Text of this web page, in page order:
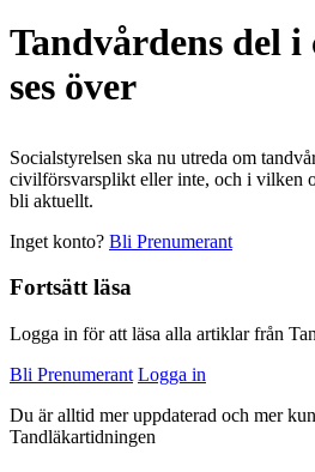
Tandvårdens del
ses över
Socialstyrelsen ska nu utreda om
civilförsvarsplikt eller inte, och i vilken
bli aktuellt.
Inget konto? Bli Prenumerant
Fortsätt läsa
Logga in för att läsa alla artiklar från
Bli Prenumerant Logga in
Du är alltid mer uppdaterad och mer
Tandläkartidningen